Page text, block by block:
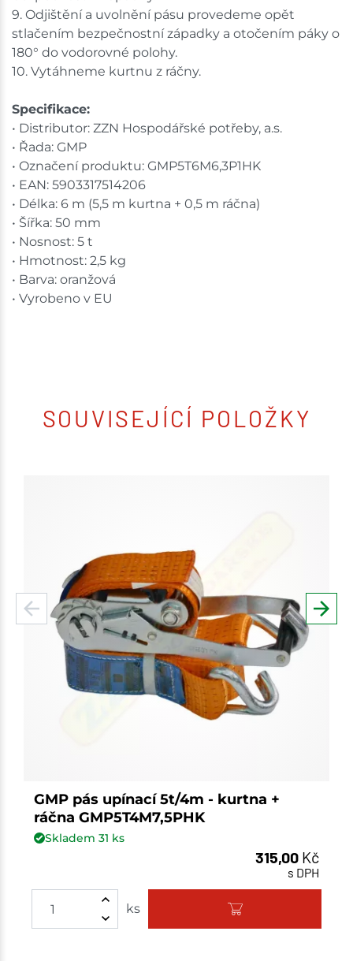
9. Odjištění a uvolnění pásu provedeme opět
stlačením bezpečnostní západky a otočením páky o
180° do vodorovné polohy.
10. Vytáhneme kurtnu z ráčny.
Specifikace:
• Distributor: ZZN Hospodářské potřeby, a.s.
• Řada: GMP
• Označení produktu: GMP5T6M6,3P1HK
• EAN: 5903317514206
• Délka: 6 m (5,5 m kurtna + 0,5 m ráčna)
• Šířka: 50 mm
• Nosnost: 5 t
• Hmotnost: 2,5 kg
• Barva: oranžová
• Vyrobeno v EU
SOUVISEJÍCÍ POLOŽKY
GMP pás upínací 5t/4m - kurtna +
ráčna GMP5T4M7,5PHK
Skladem 31 ks
315,00 Kč
s DPH
ks